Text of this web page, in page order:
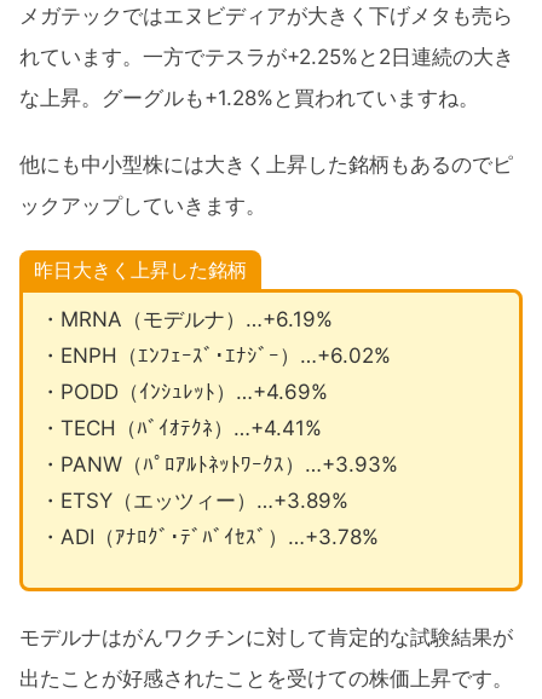
メガテックではエヌビディアが大きく下げメタも売ら
れています。一方でテスラが+2.25%と2日連続の大き
な上昇。グーグルも+1.28%と買われていますね。
他にも中小型株には大きく上昇した銘柄もあるのでピ
ックアップしていきます。
昨日大きく上昇した銘柄
・MRNA（モデルナ）…+6.19%
・ENPH（ｴﾝﾌｪｰｽﾞ･ｴﾅｼﾞｰ）…+6.02%
・PODD（ｲﾝｼｭﾚｯﾄ）…+4.69%
・TECH（ﾊﾞｲｵﾃｸﾈ）…+4.41%
・PANW（ﾊﾟﾛｱﾙﾄﾈｯﾄﾜｰｸｽ）…+3.93%
・ETSY（エッツィー）…+3.89%
・ADI（ｱﾅﾛｸﾞ･ﾃﾞﾊﾞｲｾｽﾞ）…+3.78%
モデルナはがんワクチンに対して肯定的な試験結果が
出たことが好感されたことを受けての株価上昇です。